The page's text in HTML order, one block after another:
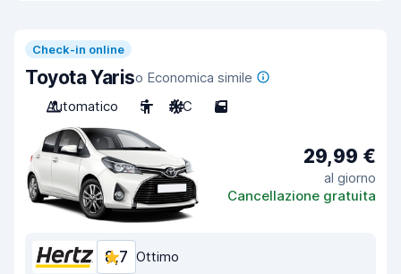
Check-in online
Toyota Yariso Economica simile
Automatico
5 A/C 5
29,99 €
al giorno
Cancellazione gratuita
8,7 Ottimo